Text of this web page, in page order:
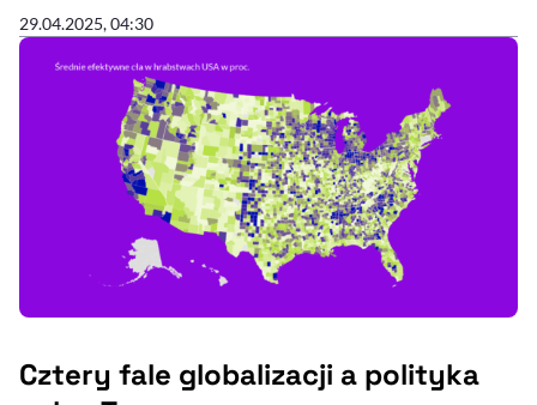
29.04.2025, 04:30
Cztery fale globalizacji a polityka